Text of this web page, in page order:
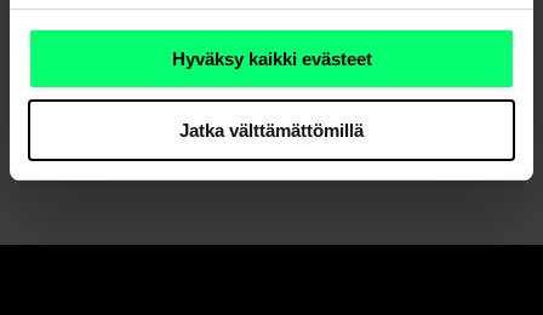
Hyväksy kaikki evästeet
Jatka välttämättömillä